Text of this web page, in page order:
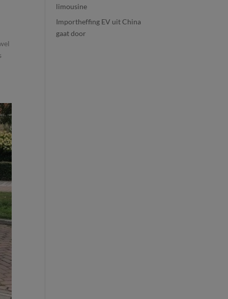
limousine
Importheffing EV uit China
gaat door